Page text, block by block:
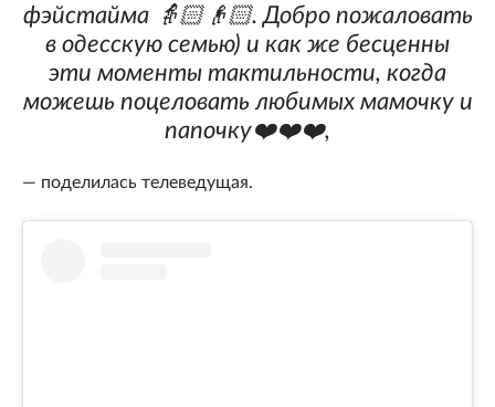
фэйстайма 👵🏻👴🏻. Добро пожаловать
в одесскую семью) и как же бесценны
эти моменты тактильности, когда
можешь поцеловать любимых мамочку и
папочку❤️❤️❤️,
— поделилась телеведущая.